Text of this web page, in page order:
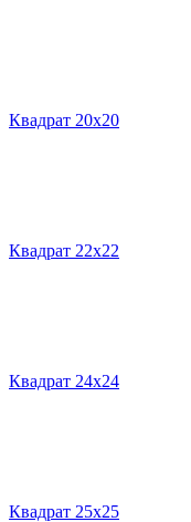
Квадрат 20х20
Квадрат 22х22
Квадрат 24х24
Квадрат 25х25